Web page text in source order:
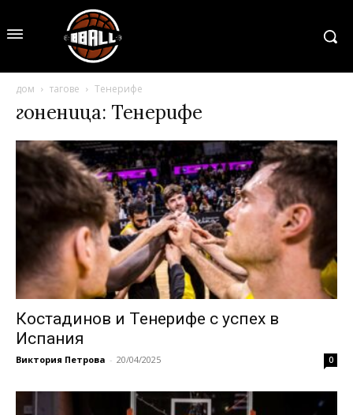
дом тагове Тенерифе
гоненица: Тенерифе
Костадинов и Тенерифе с успех в
Испания
Виктория Петрова - 20/04/2025 0